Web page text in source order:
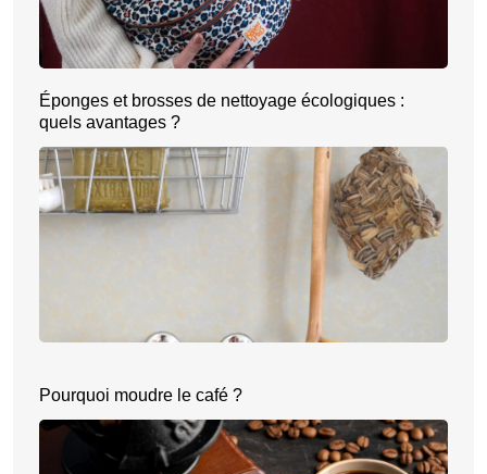
Éponges et brosses de nettoyage écologiques :
quels avantages ?
Pourquoi moudre le café ?